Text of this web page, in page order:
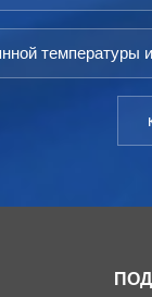
температуры